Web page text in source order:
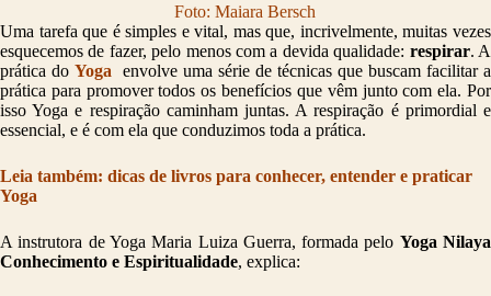
Foto: Maiara Bersch
Uma tarefa que é simples e vital, mas que, incrivelmente, muitas vezes
esquecemos de fazer, pelo menos com a devida qualidade: respirar. A
prática do Yoga
envolve uma série de técnicas que buscam facilitar a
prática para promover todos os benefícios que vêm junto com ela. Por
isso Yoga e respiração caminham juntas. A respiração é primordial e
essencial, e é com ela que conduzimos toda a prática.
Leia também: dicas de livros para conhecer, entender e praticar
Yoga
A instrutora de Yoga Maria Luiza Guerra, formada pelo Yoga Nilaya
Conhecimento e Espiritualidade, explica: